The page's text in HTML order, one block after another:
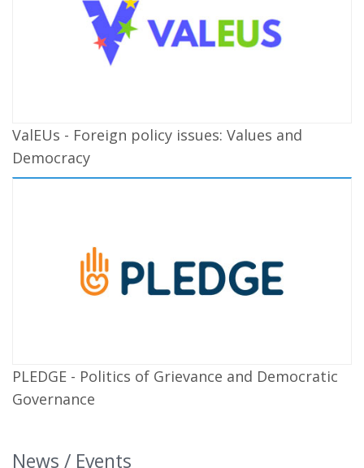
ValEUs - Foreign policy issues: Values and
Democracy
PLEDGE - Politics of Grievance and Democratic
Governance
News / Events